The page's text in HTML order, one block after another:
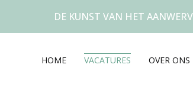
DE KUNST VAN HET
HOME VACATURES OVER ONS